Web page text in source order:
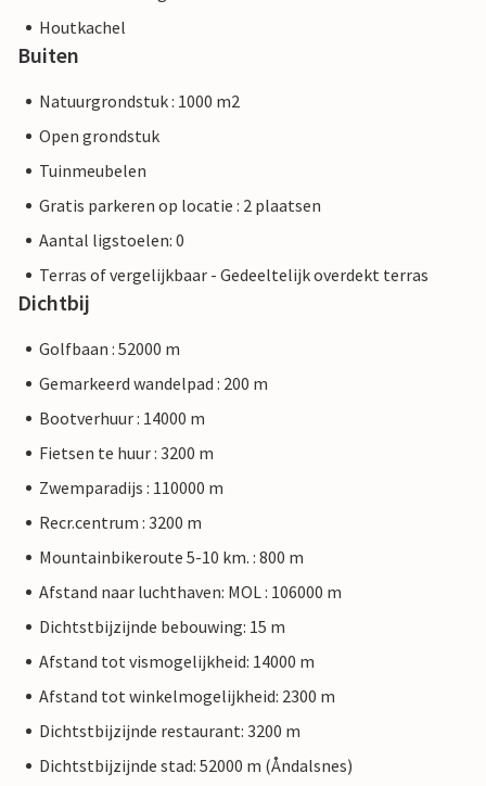
Houtkachel
Buiten
Natuurgrondstuk : 1000 m2
Open grondstuk
Tuinmeubelen
Gratis parkeren op locatie : 2 plaatsen
Aantal ligstoelen: 0
Terras of vergelijkbaar - Gedeeltelijk overdekt terras
Dichtbij
Golfbaan : 52000 m
Gemarkeerd wandelpad : 200 m
Bootverhuur : 14000 m
Fietsen te huur : 3200 m
Zwemparadijs : 110000 m
Recr.centrum : 3200 m
Mountainbikeroute 5-10 km. : 800 m
Afstand naar luchthaven: MOL : 106000 m
Dichtstbijzijnde bebouwing: 15 m
Afstand tot vismogelijkheid: 14000 m
Afstand tot winkelmogelijkheid: 2300 m
Dichtstbijzijnde restaurant: 3200 m
Dichtstbijzijnde stad: 52000 m (Åndalsnes)